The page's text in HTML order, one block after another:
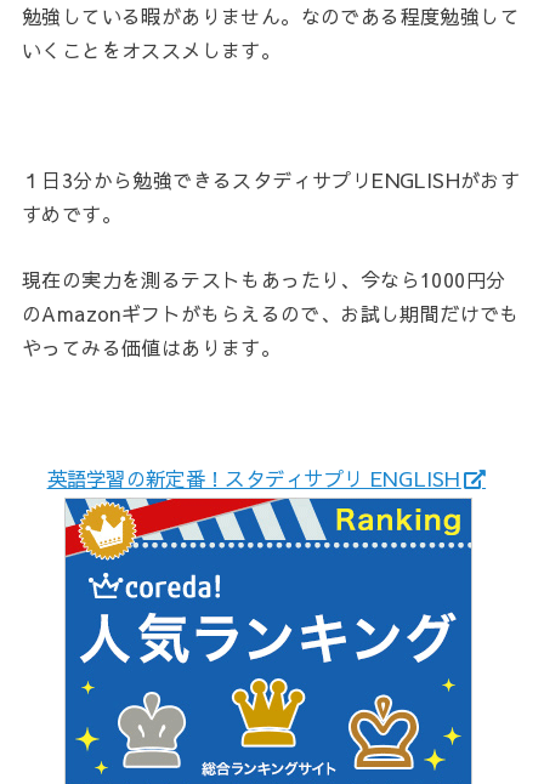
勉強している暇がありません。なのである程度勉強して
いくことをオススメします。
１日3分から勉強できるスタディサプリENGLISHがおす
すめです。
現在の実力を測るテストもあったり、今なら1000円分
のAmazonギフトがもらえるので、お試し期間だけでも
やってみる価値はあります。
英語学習の新定番！スタディサプリ ENGLISH